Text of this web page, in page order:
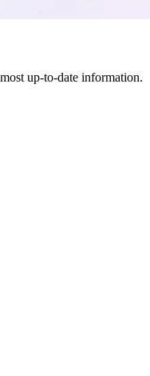
up-to-date information.